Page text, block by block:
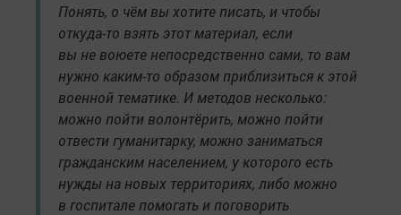
Понять, о чём вы хотите писать, и чтобы
откуда-то взять этот материал, если
вы не воюете непосредственно сами, то вам
нужно каким-то образом приблизиться к этой
военной тематике. И методов несколько:
можно пойти волонтёрить, можно пойти
отвести гуманитарку, можно заниматься
гражданским населением, у которого есть
нужды на новых территориях, либо можно
в госпитале помогать и поговорить